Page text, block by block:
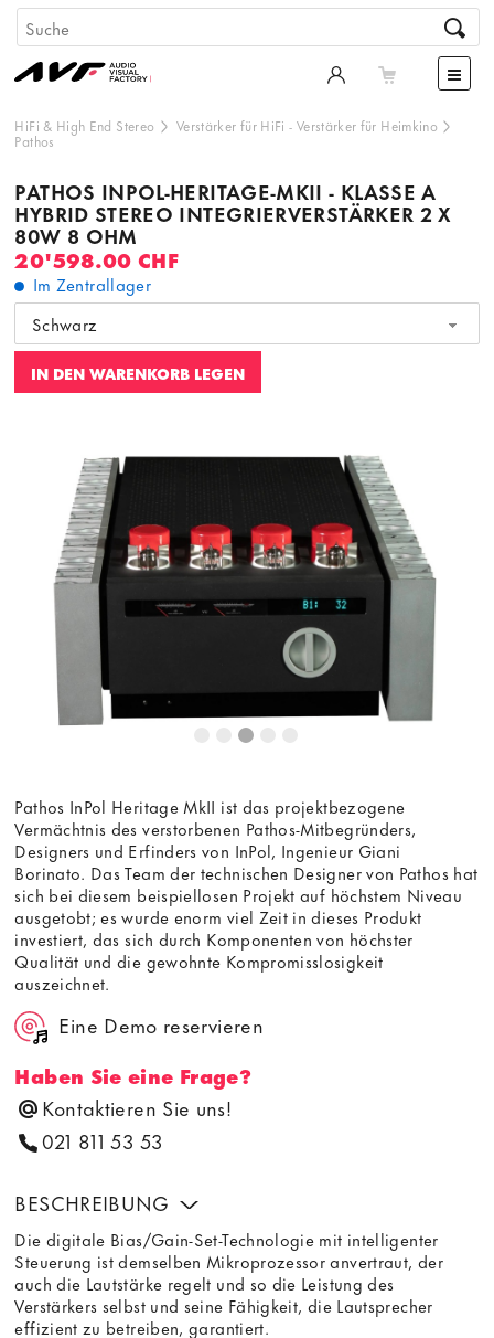
HiFi & High End Stereo Verstärker für HiFi - Verstärker für Heimkino
Pathos
PATHOS INPOL-HERITAGE-MKII - KLASSE A
HYBRID STEREO INTEGRIERVERSTÄRKER 2 X
80W 8 OHM
20'598.00 CHF
Im Zentrallager
Schwarz
IN DEN WARENKORB LEGEN
Dieser Inhalt wird von einer dritten Partei gehostet. Durch
die Anzeige des externen Inhalts akzeptieren Sie die
Bedingungenvon youtube.com.
Video laden Frag nicht mehr
Pathos InPol Heritage MkII ist das projektbezogene
Vermächtnis des verstorbenen Pathos-Mitbegründers,
Designers und Erfinders von InPol, Ingenieur Giani
Borinato. Das Team der technischen Designer von Pathos hat
sich bei diesem beispiellosen Projekt auf höchstem Niveau
ausgetobt; es wurde enorm viel Zeit in dieses Produkt
investiert, das sich durch Komponenten von höchster
Qualität und die gewohnte Kompromisslosigkeit
auszeichnet.
Eine Demo reservieren
Haben Sie eine Frage?
Kontaktieren Sie uns!
021 811 53 53
BESCHREIBUNG
Die digitale Bias/Gain-Set-Technologie mit intelligenter
Steuerung ist demselben Mikroprozessor anvertraut, der
auch die Lautstärke regelt und so die Leistung des
Verstärkers selbst und seine Fähigkeit, die Lautsprecher
effizient zu betreiben, garantiert.